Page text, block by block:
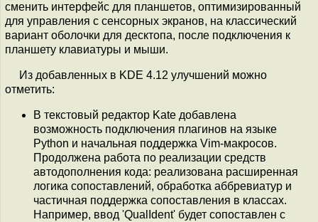
сменить интерфейс для планшетов, оптимизированный
для управления с сенсорных экранов, на классический
вариант оболочки для десктопа, после подключения к
планшету клавиатуры и мыши.
Из добавленных в KDE 4.12 улучшений можно
отметить:
В текстовый редактор Kate добавлена
возможность подключения плагинов на языке
Python и начальная поддержка Vim-макросов.
Продолжена работа по реализации средств
автодополнения кода: реализована расширенная
логика сопоставлений, обработка аббревиатур и
частичная поддержка сопоставления в классах.
Например, ввод 'QualIdent' будет сопоставлен с